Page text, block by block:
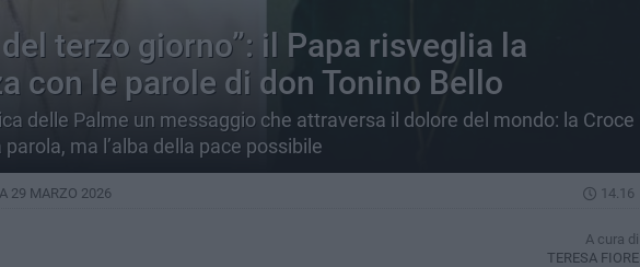
del terzo giorno”: il Papa risveglia la
con le parole di don Tonino Bello
delle Palme un messaggio che attraversa il dolore del mondo: la Croce
parola, ma l’alba della pace possibile
29 MARZO 2026 14.16
A cura di
TERESA FIORE